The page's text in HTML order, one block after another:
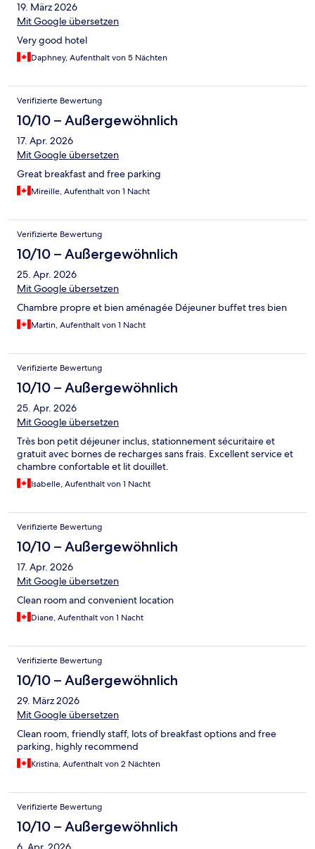
19. März 2026
Mit Google übersetzen
Very good hotel
Daphney, Aufenthalt von 5 Nächten
Verifizierte Bewertung
10/10 – Außergewöhnlich
17. Apr. 2026
Mit Google übersetzen
Great breakfast and free parking
Mireille, Aufenthalt von 1 Nacht
Verifizierte Bewertung
10/10 – Außergewöhnlich
25. Apr. 2026
Mit Google übersetzen
Chambre propre et bien aménagée Déjeuner buffet tres bien
Martin, Aufenthalt von 1 Nacht
Verifizierte Bewertung
10/10 – Außergewöhnlich
25. Apr. 2026
Mit Google übersetzen
Très bon petit déjeuner inclus, stationnement sécuritaire et
gratuit avec bornes de recharges sans frais. Excellent service et
chambre confortable et lit douillet.
Isabelle, Aufenthalt von 1 Nacht
Verifizierte Bewertung
10/10 – Außergewöhnlich
17. Apr. 2026
Mit Google übersetzen
Clean room and convenient location
Diane, Aufenthalt von 1 Nacht
Verifizierte Bewertung
10/10 – Außergewöhnlich
29. März 2026
Mit Google übersetzen
Clean room, friendly staff, lots of breakfast options and free
parking, highly recommend
Kristina, Aufenthalt von 2 Nächten
Verifizierte Bewertung
10/10 – Außergewöhnlich